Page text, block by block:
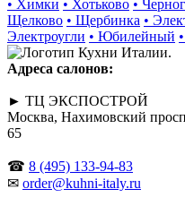
• Химки • Хотьково •
Щелково • Щербинка •
Электроугли • Юбилейный
Адреса салонов:
► ТЦ ЭКСПОСТРОЙ
Москва, Нахимовский
65
☎ 8 (495) 133-94-83
✉ order@kuhni-italy.ru